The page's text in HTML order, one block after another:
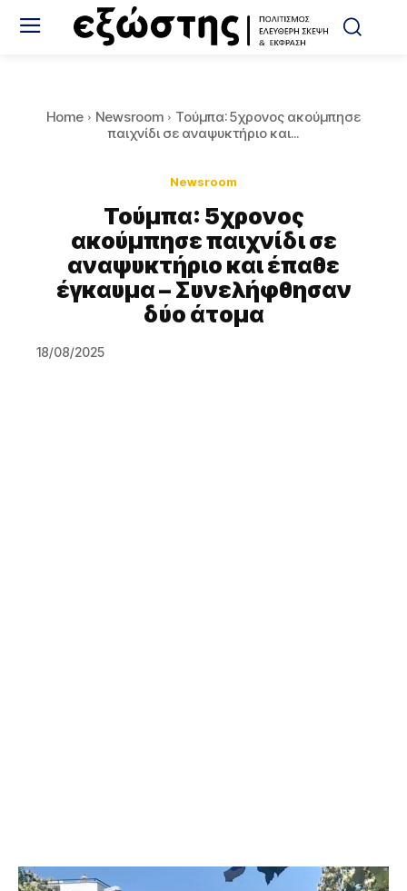
Home Newsroom
Τούμπα: 5χρονος ακούμπησε
παιχνίδι σε αναψυκτήριο και...
Newsroom
Τούμπα: 5χρονος
ακούμπησε παιχνίδι σε
αναψυκτήριο και έπαθε
έγκαυμα – Συνελήφθησαν
δύο άτομα
18/08/2025